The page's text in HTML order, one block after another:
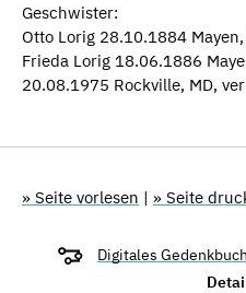
Geschwister:
Otto Lorig 28.10.1884
Frieda Lorig 18.06.1886
20.08.1975 Rockville, MD,
» Seite vorlesen | » Seite
Digitales Gedenkbuch